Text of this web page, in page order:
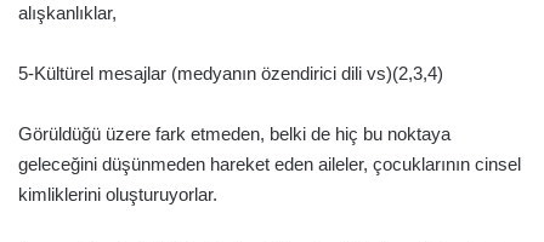
alışkanlıklar,
5-Kültürel mesajlar (medyanın özendirici dili vs)(2,3,4)
Görüldüğü üzere fark etmeden, belki de hiç bu noktaya
geleceğini düşünmeden hareket eden aileler, çocuklarının cinsel
kimliklerini oluşturuyorlar.